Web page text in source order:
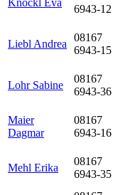
Knöckl Eva
6943-12
Liebl Andrea
08167
6943-15
Lohr Sabine
08167
6943-36
Maier
Dagmar
08167
6943-16
Mehl Erika
08167
6943-35